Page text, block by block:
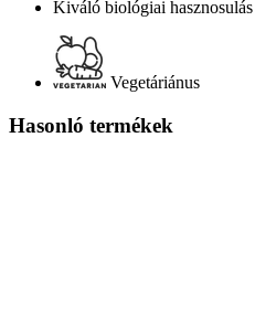
Kiváló biológiai hasznosulás
Vegetáriánus
Hasonló termékek